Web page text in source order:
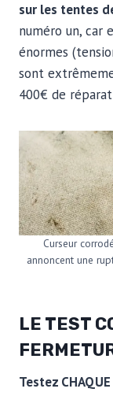
sur les tentes
numéro un, car
énormes
sont
400€ de
Curseur
annoncent une
LE TEST
Testez